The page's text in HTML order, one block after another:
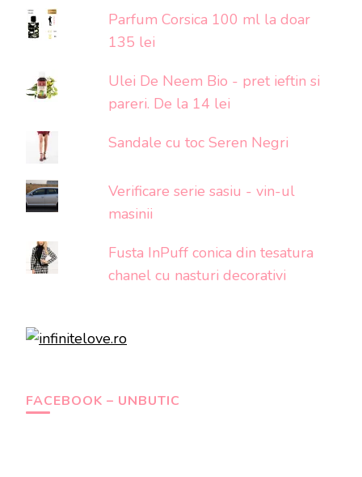
Parfum Corsica 100 ml la doar
135 lei
Ulei De Neem Bio - pret ieftin si
pareri. De la 14 lei
Sandale cu toc Seren Negri
Verificare serie sasiu - vin-ul
masinii
Fusta InPuff conica din tesatura
chanel cu nasturi decorativi
FACEBOOK – UNBUTIC